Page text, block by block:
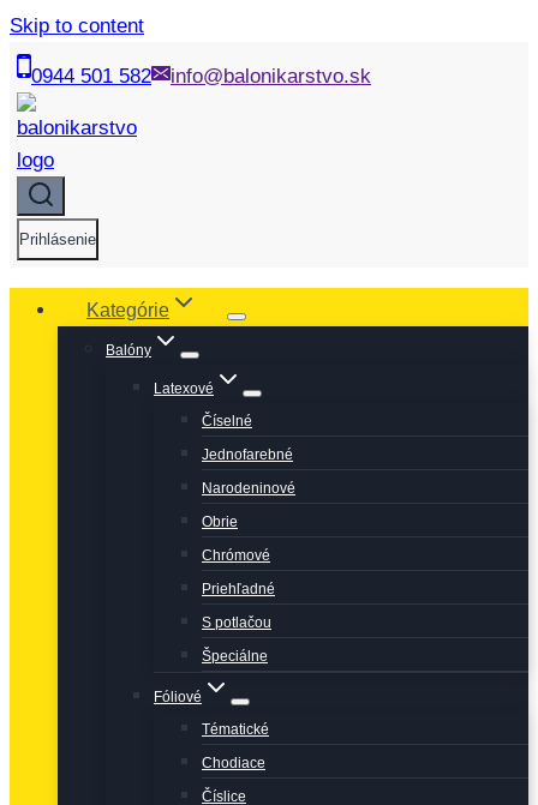
Skip to content
0944 501 582 info@balonikarstvo.sk
Prihlásenie
Kategórie
Balóny
Latexové
Číselné
Jednofarebné
Narodeninové
Obrie
Chrómové
Priehľadné
S potlačou
Špeciálne
Fóliové
Tématické
Chodiace
Číslice